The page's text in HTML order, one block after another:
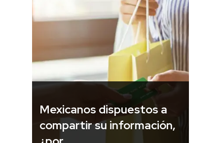
Mexicanos dispuestos a
compartir su información,